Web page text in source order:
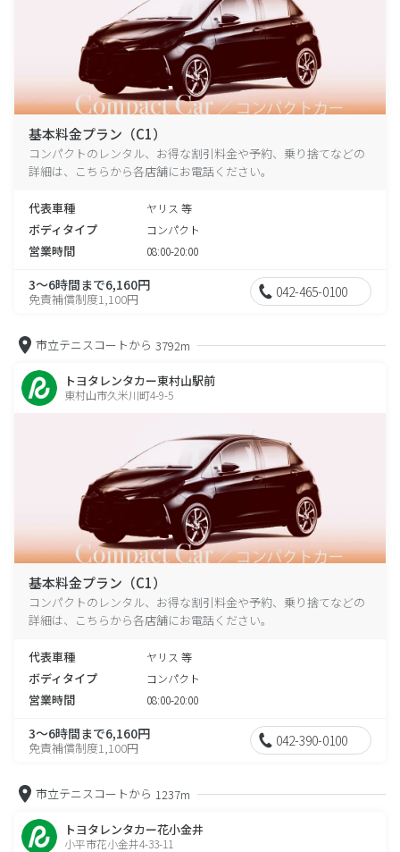
基本料金プラン（C1）
コンパクトのレンタル、お得な割引料金や予約、乗り捨てなどの
詳細は、こちらから各店舗にお電話ください。
代表車種 ヤリス 等
ボディタイプ コンパクト
営業時間 08:00-20:00
3～6時間まで6,160円
免責補償制度1,100円 042-465-0100
市立テニスコートから 3792m
トヨタレンタカー東村山駅前
東村山市久米川町4-9-5
基本料金プラン（C1）
コンパクトのレンタル、お得な割引料金や予約、乗り捨てなどの
詳細は、こちらから各店舗にお電話ください。
代表車種 ヤリス 等
ボディタイプ コンパクト
営業時間 08:00-20:00
3～6時間まで6,160円
免責補償制度1,100円 042-390-0100
市立テニスコートから 1237m
トヨタレンタカー花小金井
小平市花小金井4-33-11